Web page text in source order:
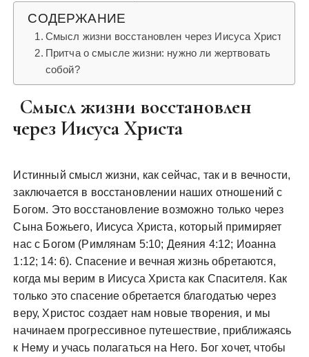
СОДЕРЖАНИЕ
Смысл жизни восстановлен через Иисуса Христа
Притча о смысле жизни: нужно ли жертвовать
собой?
Смысл жизни восстановлен
через Иисуса Христа
Истинный смысл жизни, как сейчас, так и в вечности,
заключается в восстановлении наших отношений с
Богом. Это восстановление возможно только через
Сына Божьего, Иисуса Христа, который примиряет
нас с Богом (Римлянам 5:10; Деяния 4:12; Иоанна
1:12; 14: 6). Спасение и вечная жизнь обретаются,
когда мы верим в Иисуса Христа как Спасителя. Как
только это спасение обретается благодатью через
веру, Христос создает нам новые творения, и мы
начинаем прогрессивное путешествие, приближаясь
к Нему и учась полагаться на Него. Бог хочет, чтобы